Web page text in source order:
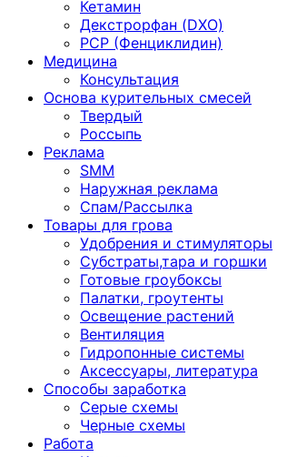
Кетамин
Декстрорфан (DXO)
PCP (Фенциклидин)
Медицина
Консультация
Основа курительных смесей
Твердый
Россыпь
Реклама
SMM
Наружная реклама
Спам/Рассылка
Товары для грова
Удобрения и стимуляторы
Субстраты,тара и горшки
Готовые гроубоксы
Палатки, гроутенты
Освещение растений
Вентиляция
Гидропонные системы
Аксессуары, литература
Способы заработка
Серые схемы
Черные схемы
Работа